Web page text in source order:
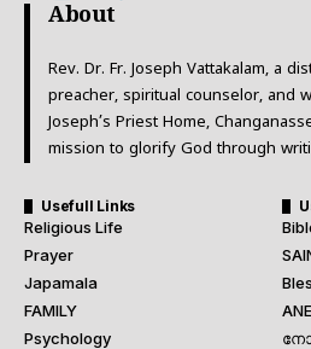
About
Rev. Dr. Fr. Joseph Vattakalam, a
preacher, spiritual counselor, and
Joseph’s Priest Home,
mission to glorify God through
Usefull Links
Religious Life
Prayer
Japamala
FAMILY
Psychology